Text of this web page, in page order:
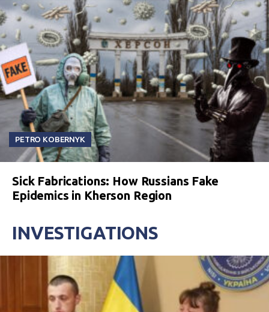
PETRO KOBERNYK
Sick Fabrications: How Russians Fake
Epidemics in Kherson Region
INVESTIGATIONS